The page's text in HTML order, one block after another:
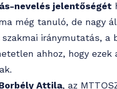
nevelés jelentőségét
még tanuló, de nagy
szakmai iránymutatás, a
ahhoz, hogy
Attila, az